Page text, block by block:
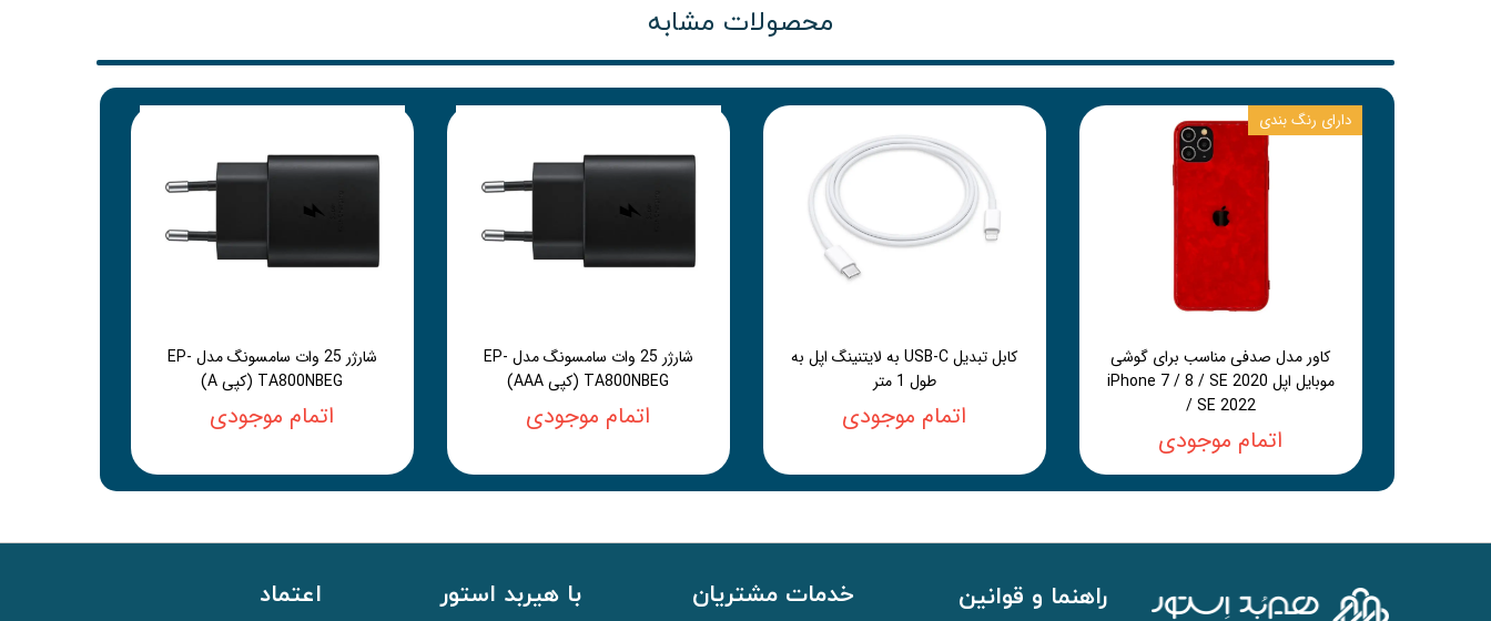
محصولات مشابه
کاور مدل صدفی مناسب برای گوشی
موبایل اپل iPhone 7 / 8 / SE 2020
/ SE 2022
اتمام موجودی
دارای رنگ بندی
کابل تبدیل USB-C به لایتنینگ اپل به
طول 1 متر
اتمام موجودی
شارژر 25 وات سامسونگ مدل EP-
TA800NBEG (کپی AAA)
اتمام موجودی
شارژر 25 وات سامسونگ مدل EP-
TA800NBEG (کپی A)
اتمام موجودی
راهنما و قوانین خدمات مشتریان با هیربد استور اعتماد